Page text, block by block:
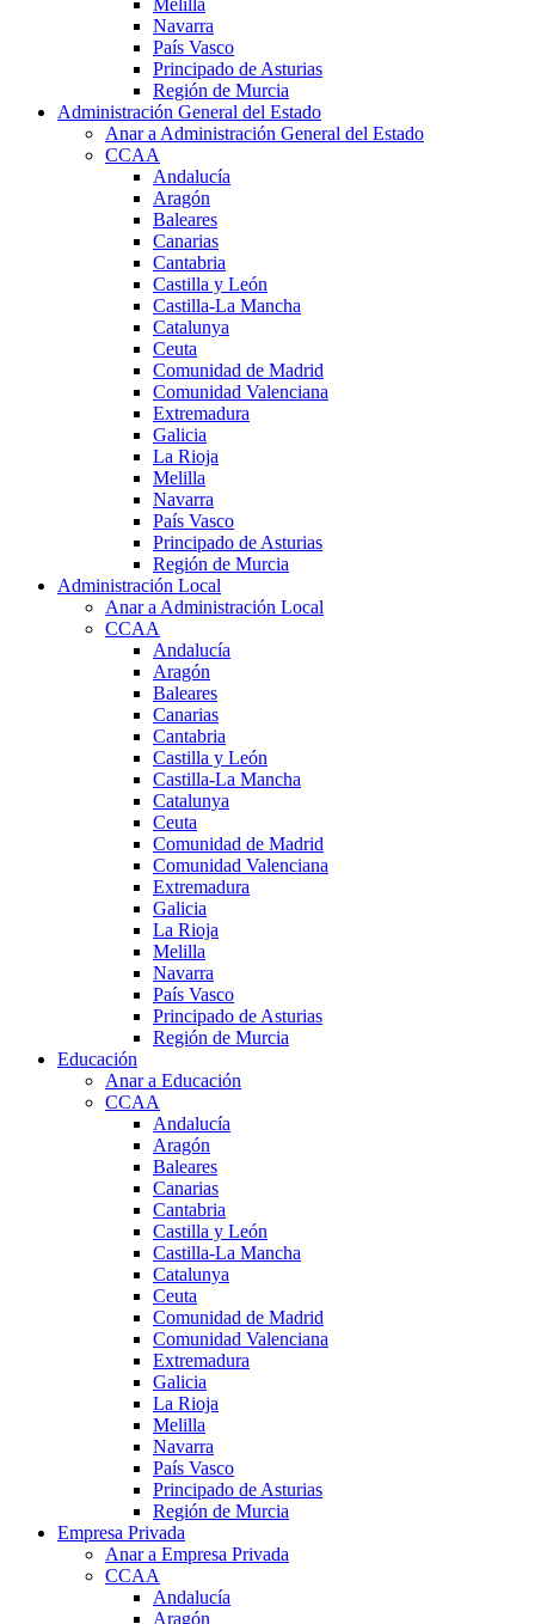
Navarra
País Vasco
Principado de Asturias
Región de Murcia
Administración General del Estado
Anar a Administración General del Estado
CCAA
Andalucía
Aragón
Baleares
Canarias
Cantabria
Castilla y León
Castilla-La Mancha
Catalunya
Ceuta
Comunidad de Madrid
Comunidad Valenciana
Extremadura
Galicia
La Rioja
Melilla
Navarra
País Vasco
Principado de Asturias
Región de Murcia
Administración Local
Anar a Administración Local
CCAA
Andalucía
Aragón
Baleares
Canarias
Cantabria
Castilla y León
Castilla-La Mancha
Catalunya
Ceuta
Comunidad de Madrid
Comunidad Valenciana
Extremadura
Galicia
La Rioja
Melilla
Navarra
País Vasco
Principado de Asturias
Región de Murcia
Educación
Anar a Educación
CCAA
Andalucía
Aragón
Baleares
Canarias
Cantabria
Castilla y León
Castilla-La Mancha
Catalunya
Ceuta
Comunidad de Madrid
Comunidad Valenciana
Extremadura
Galicia
La Rioja
Melilla
Navarra
País Vasco
Principado de Asturias
Región de Murcia
Empresa Privada
Anar a Empresa Privada
CCAA
Andalucía
Aragón